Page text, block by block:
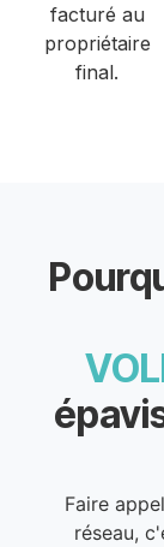
facturé au
propriétaire
final.
Faire
réseau,